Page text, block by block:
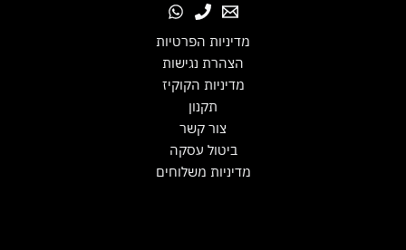
מדיניות הפרטיות
הצהרת נגישות
מדיניות הקוקיז
תקנון
צור קשר
ביטול עסקה
מדיניות משלוחים